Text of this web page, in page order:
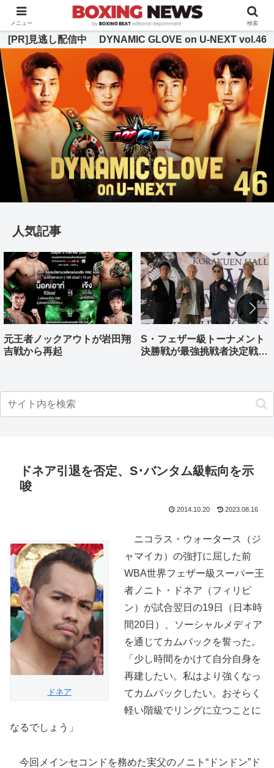
BOXING BEAT [ボクシング・ビート] 公式サイト
[PR]見逃し配信中 DYNAMIC GLOVE on U-NEXT vol.46
人気記事
元王者ノックアウトが岩田翔
吉戦から再起
S・フェザー級トーナメント
決勝戦が最強挑戦者決定戦兼
ドネア引退を否定、S･バンタム級転向を示
唆
2014.10.20 2023.08.16
ドネア
ニコラス・ウォータース（ジ
ャマイカ）の強打に屈した前
WBA世界フェザー級スーパー王
者ノニト・ドネア（フィリピ
ン）が試合翌日の19日（日本時
間20日）、ソーシャルメディア
を通じてカムバックを誓った。
「少し時間をかけて自分自身を
再建したい。私はより強くなっ
てカムバックしたい。おそらく
軽い階級でリングに立つことに
なるでしょう」
今回メインセコンドを務めた実父のノニト“ドンドン”ド
メニュー 検索